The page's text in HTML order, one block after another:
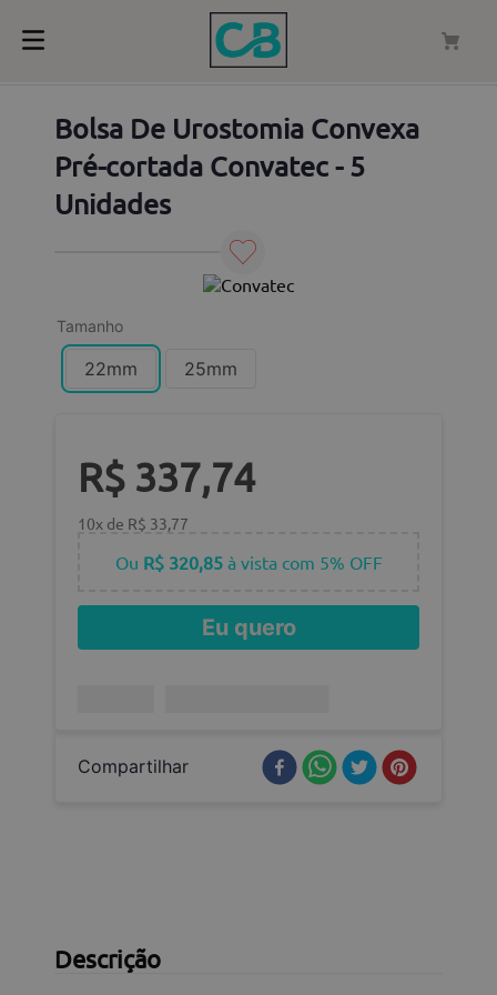
Bolsa De Urostomia Convexa
Pré-cortada Convatec - 5
Unidades
Tamanho
22mm 25mm
R$ 337,74
10x de R$ 33,77
Ou R$ 320,85 à vista com 5% OFF
Eu quero
Compartilhar
Descrição